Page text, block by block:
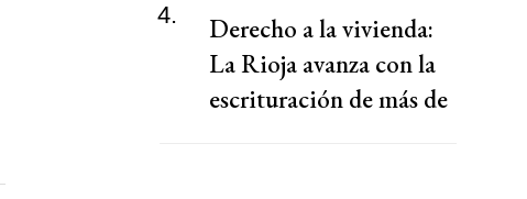
4.
Derecho a la vivienda:
La Rioja avanza con la
escrituración de más de